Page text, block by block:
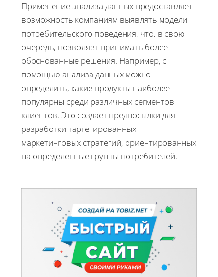
Применение анализа данных предоставляет
возможность компаниям выявлять модели
потребительского поведения, что, в свою
очередь, позволяет принимать более
обоснованные решения. Например, с
помощью анализа данных можно
определить, какие продукты наиболее
популярны среди различных сегментов
клиентов. Это создает предпосылки для
разработки таргетированных
маркетинговых стратегий, ориентированных
на определенные группы потребителей.